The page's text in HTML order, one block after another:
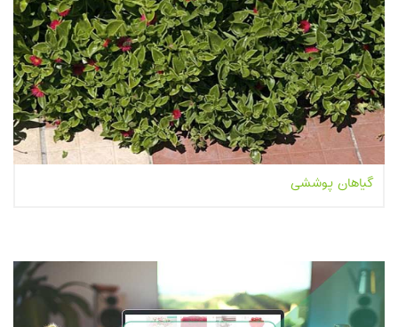
گیاهان پوششی